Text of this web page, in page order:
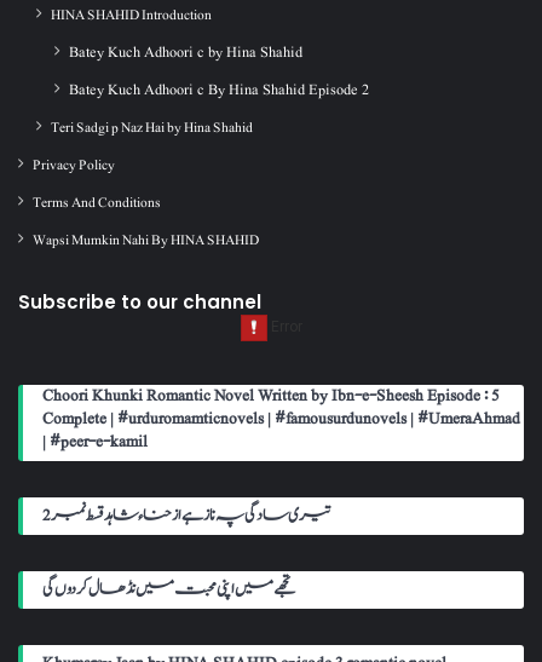
HINA SHAHID Introduction
Batey Kuch Adhoori c by Hina Shahid
Batey Kuch Adhoori c By Hina Shahid Episode 2
Teri Sadgi p Naz Hai by Hina Shahid
Privacy Policy
Terms And Conditions
Wapsi Mumkin Nahi By HINA SHAHID
Subscribe to our channel
Choori Khunki Romantic Novel Written by Ibn-e-Sheesh Episode : 5
Complete | #urduromamticnovels | #famousurdunovels | #UmeraAhmad
| #peer-e-kamil
تیری سادگی پہ ناز ہے از حناء شاہد قسط نمبر 2
تجھے میں اپنی محبت میں نڈھال کر دوں گی